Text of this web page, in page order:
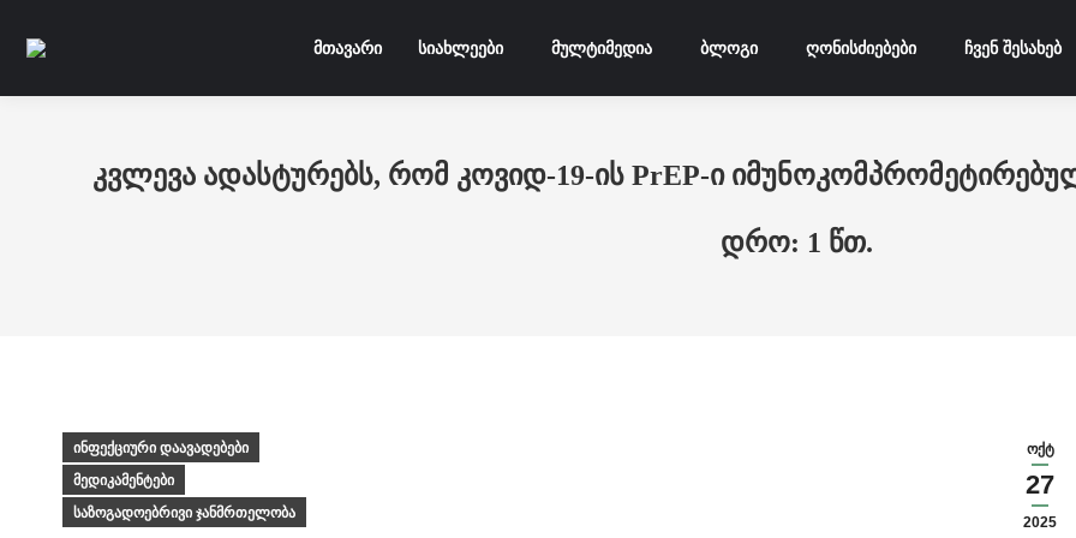
მთავარი სიახლეები მულტიმედია ბლოგი ღონისძიებები ჩვენ შესახებ
კვლევა ადასტურებს, რომ კოვიდ-19-ის PrEP-ი
ოქტ
27
2025
ინფექციური დაავადებები
მედიკამენტები
საზოგადოებრივი ჯანმრთელობა